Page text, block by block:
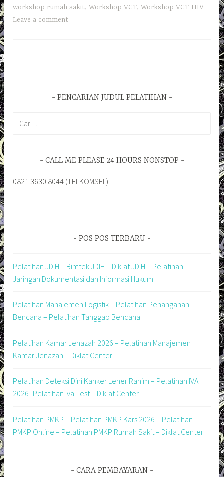
workshop rumah sakit,Workshop VCT,Workshop VCT HIV
Leave a comment
PENCARIAN JUDUL PELATIHAN
CALL ME PLEASE 24 HOURS NONSTOP
0821 3630 8044 (TELKOMSEL)
POS POS TERBARU
Pelatihan JDIH – Bimtek JDIH – Diklat JDIH – Pelatihan
Jaringan Dokumentasi dan Informasi Hukum
Pelatihan Manajemen Logistik – Pelatihan Penanganan
Bencana – Pelatihan Tanggap Bencana
Pelatihan Kamar Jenazah 2026 – Pelatihan Manajemen
Kamar Jenazah – Diklat Center
Pelatihan Deteksi Dini Kanker Leher Rahim – Pelatihan IVA
2026- Pelatihan Iva Test – Diklat Center
Pelatihan PMKP – Pelatihan PMKP Kars 2026 – Pelatihan
PMKP Online – Pelatihan PMKP Rumah Sakit – Diklat Center
CARA PEMBAYARAN